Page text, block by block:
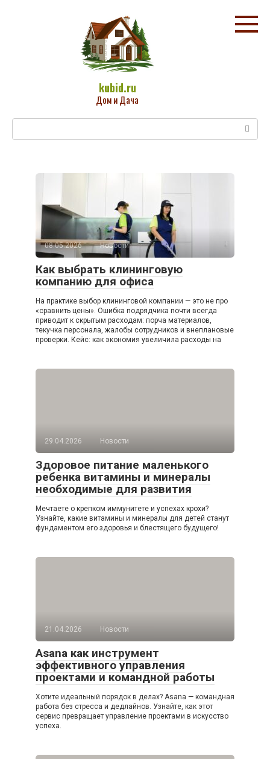
kubid.ru
Дом и Дача
08.05.2026 Новости
Как выбрать клининговую
компанию для офиса
На практике выбор клининговой компании — это не про
«сравнить цены». Ошибка подрядчика почти всегда
приводит к скрытым расходам: порча материалов,
текучка персонала, жалобы сотрудников и внеплановые
проверки. Кейс: как экономия увеличила расходы на
29.04.2026 Новости
Здоровое питание маленького
ребенка витамины и минералы
необходимые для развития
Мечтаете о крепком иммунитете и успехах крохи?
Узнайте, какие витамины и минералы для детей станут
фундаментом его здоровья и блестящего будущего!
21.04.2026 Новости
Asana как инструмент
эффективного управления
проектами и командной работы
Хотите идеальный порядок в делах? Asana — командная
работа без стресса и дедлайнов. Узнайте, как этот
сервис превращает управление проектами в искусство
успеха.